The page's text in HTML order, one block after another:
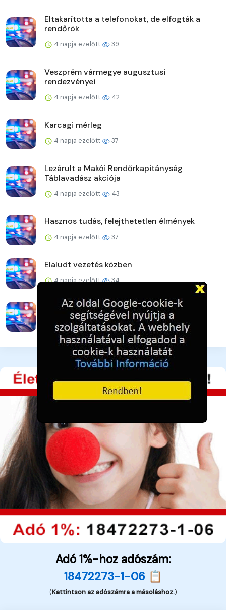
Eltakarította a telefonokat, de elfogták a
rendőrök
4 napja ezelőtt 39
Veszprém vármegye augusztusi
rendezvényei
4 napja ezelőtt 42
Karcagi mérleg
4 napja ezelőtt 37
Lezárult a Makói Rendőrkapitányság
Táblavadász akciója
4 napja ezelőtt 43
Hasznos tudás, felejthetetlen élmények
4 napja ezelőtt 37
Elaludt vezetés közben
4 napja ezelőtt 34
Újabb online csalás – 32 millió forint a kár
4 napja ezelőtt 42
Adó 1%-hoz adószám:
18472273-1-06 📋
(Kattintson az adószámra a másoláshoz.)